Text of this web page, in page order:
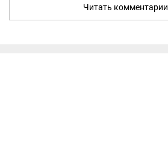
Читать комментарии